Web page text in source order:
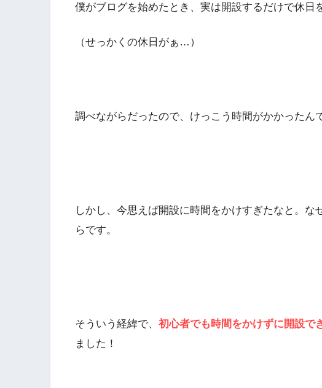
僕がブログを始めたとき、実は開設するだけで休日
（せっかくの休日がぁ…）
調べながらだったので、けっこう時間がかかったん
しかし、今思えば開設に時間をかけすぎたなと。
らです。
そういう経緯で、 初心者でも時間をかけずに開設で
ました！